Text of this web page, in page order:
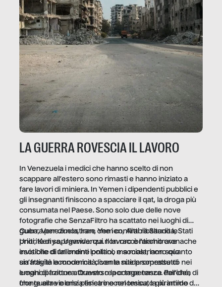
LA GUERRA ROVESCIA IL LAVORO
In Venezuela i medici che hanno scelto di non
scappare all’estero sono rimasti e hanno iniziato a
fare lavori di miniera. In Yemen i dipendenti pubblici e
gli insegnanti finiscono a spacciare il qat, la droga più
consumata nel Paese. Sono solo due delle nove
fotografie che SenzaFiltro ha scattato nei luoghi di
guerra per dimostrare che i conflitti ribaltano le
priorità di sopravvivenza. Il lavoro è l’architrave
invisibile di un ordine politico e sociale, non solo
un’attività economica: diventa nitida soprattutto nei
luoghi di frattura. Questo reportage nasce dall’idea
che guerre e crisi penetrino nel tessuto più intimo
Cuba, Venezuela, Iran, Yemen, Arabia Saudita, Stati
Uniti, Kenya, Uganda: qui non raccontiamo cronache
esotiche di fallimenti lontani, ma mostriamo quanto
sia fragile la modernità, con le sue promesse di
emancipazione attraverso la competenza. Perché, di
fronte alla violenza fisica o economica, la piramide del